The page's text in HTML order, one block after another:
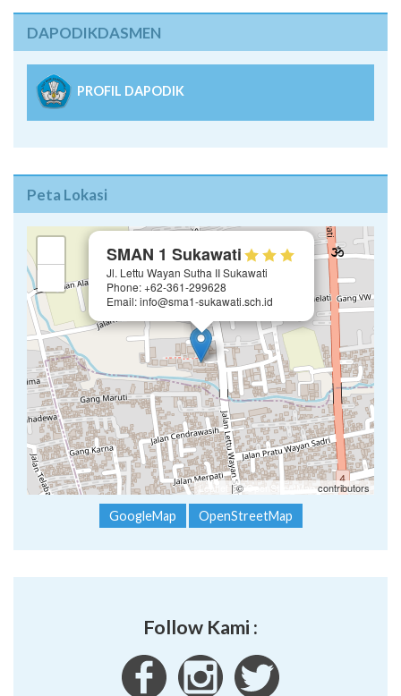
DAPODIKDASMEN
PROFIL DAPODIK
Peta Lokasi
SMAN 1 Sukawati
Jl. Lettu Wayan Sutha II Sukawati
Phone: +62-361-299628
Email: info@sma1-sukawati.sch.id
Leaflet | ©OpenStreetMap contributors
GoogleMap OpenStreetMap
Follow Kami :